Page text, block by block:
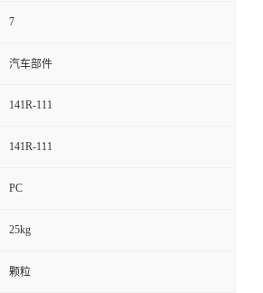
7
汽车部件
141R-111
141R-111
PC
25kg
颗粒